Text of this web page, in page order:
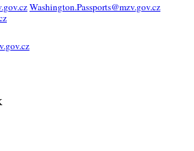
Washington.Passports@mzv.gov.cz